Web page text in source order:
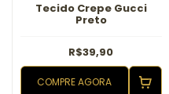
Tecido Crepe Gucci
Preto
R$39,90
COMPRE AGORA